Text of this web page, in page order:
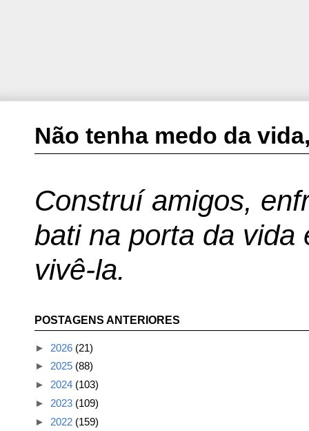
Não tenha medo da
Construí amigos,
bati na porta da vida
vivê-la.
POSTAGENS ANTERIORES
► 2026 (21)
► 2025 (88)
► 2024 (103)
► 2023 (109)
► 2022 (159)